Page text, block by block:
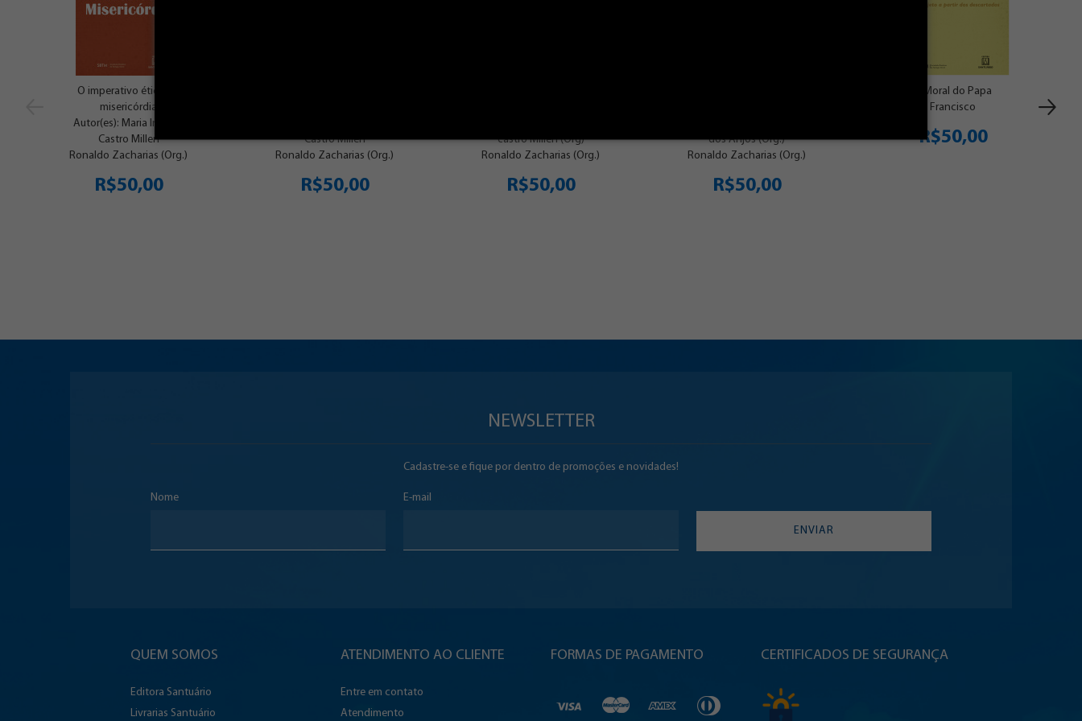
O imperativo ético da
misericórdia
Autor(es): Maria Inês de
Castro Millen
Ronaldo Zacharias (Org.)
R$50,00
Castro Millen
Ronaldo Zacharias (Org.)
R$50,00
castro Millen (Org)
Ronaldo Zacharias (Org.)
R$50,00
dos Anjos (Org.)
Ronaldo Zacharias (Org.)
R$50,00
A Moral do Papa
Francisco
R$50,00
NEWSLETTER
Cadastre-se e fique por dentro de promoções e novidades!
Nome E-mail
ENVIAR
QUEM SOMOS
Editora Santuário
Livrarias Santuário
ATENDIMENTO AO CLIENTE
Entre em contato
Atendimento
FORMAS DE PAGAMENTO CERTIFICADOS DE SEGURANÇA